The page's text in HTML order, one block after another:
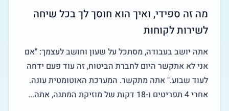
מה זה ספידי, ואיך הוא חוסך לך בכל שיחה
לשירות לקוחות
אתה יושב בעבודה, מסתכל על שעון וחושב לעצמך: "אם
אני לא אתקשר היום לחברת הביטוח, זה עוד פעם ידחה
לעוד שבוע." אתה מתקשר. המערכת האוטומטית עונה.
אחרי 4 תפריטים ו-18 דקות של מוזיקת המתנה, אתה...